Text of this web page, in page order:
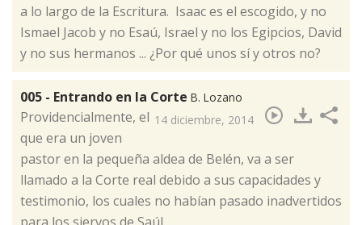
a lo lar­go de la Es­cri­tu­ra. Isaac es el es­co­gi­do, y no
Is­mael Jacob y no Esaú, Is­rael y no los Egip­cios, David
y no sus hermanos ... ¿Por ­qué unos sí y otros no?
005 - Entrando en la Corte B. Lozano
14 diciembre, 2014
​Providencialmente, el
que era un joven
pastor en la pequeña aldea de Belén, va a ser
llamado a la Corte real debido a sus capacidades y
testimonio, los cuales no habían pasado inadvertidos